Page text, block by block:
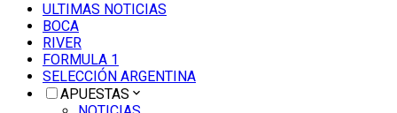
ULTIMAS NOTICIAS
BOCA
RIVER
FORMULA 1
SELECCIÓN ARGENTINA
APUESTAS